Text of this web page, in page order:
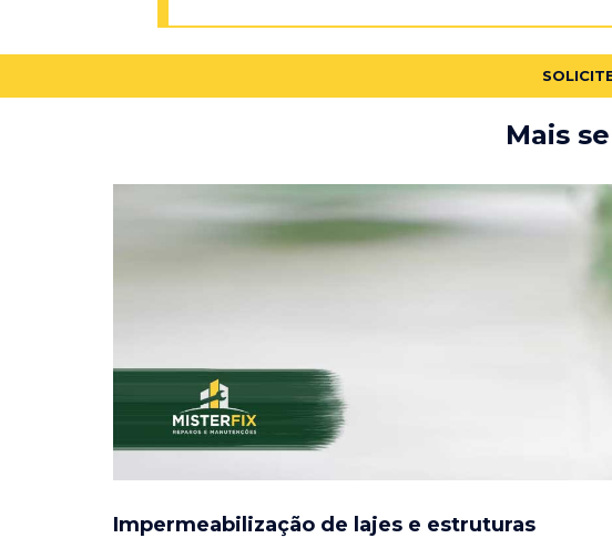
Mais
Impermeabilização de lajes e estruturas